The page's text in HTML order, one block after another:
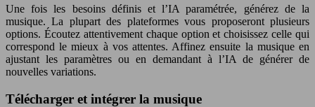
Une fois les besoins définis et l’IA paramétrée, générez de la
musique. La plupart des plateformes vous proposeront plusieurs
options. Écoutez attentivement chaque option et choisissez celle qui
correspond le mieux à vos attentes. Affinez ensuite la musique en
ajustant les paramètres ou en demandant à l’IA de générer de
nouvelles variations.
Télécharger et intégrer la musique